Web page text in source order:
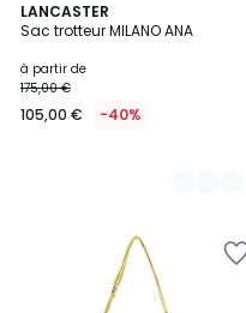
LANCASTER
Sac trotteur MILANO ANA
à partir de
175,00 €
105,00 € -40%
7
Couleurs